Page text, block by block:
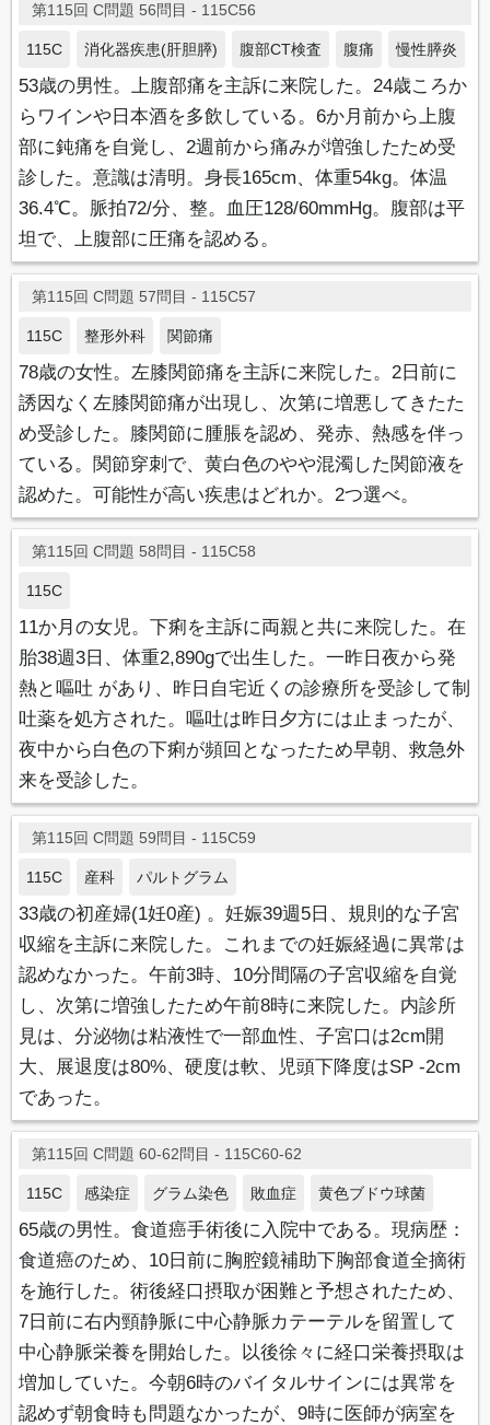
第115回 C問題 56問目 - 115C56
115C 消化器疾患(肝胆膵) 腹部CT検査 腹痛 慢性膵炎
53歳の男性。上腹部痛を主訴に来院した。24歳ころか
らワインや日本酒を多飲している。6か月前から上腹
部に鈍痛を自覚し、2週前から痛みが増強したため受
診した。意識は清明。身長165cm、体重54kg。体温
36.4℃。脈拍72/分、整。血圧128/60mmHg。腹部は平
坦で、上腹部に圧痛を認める。
第115回 C問題 57問目 - 115C57
115C 整形外科 関節痛
78歳の女性。左膝関節痛を主訴に来院した。2日前に
誘因なく左膝関節痛が出現し、次第に増悪してきたた
め受診した。膝関節に腫脹を認め、発赤、熱感を伴っ
ている。関節穿刺で、黄白色のやや混濁した関節液を
認めた。可能性が高い疾患はどれか。2つ選べ。
第115回 C問題 58問目 - 115C58
115C
11か月の女児。下痢を主訴に両親と共に来院した。在
胎38週3日、体重2,890gで出生した。一昨日夜から発
熱と嘔吐 があり、昨日自宅近くの診療所を受診して制
吐薬を処方された。嘔吐は昨日夕方には止まったが、
夜中から白色の下痢が頻回となったため早朝、救急外
来を受診した。
第115回 C問題 59問目 - 115C59
115C 産科 パルトグラム
33歳の初産婦(1妊0産) 。妊娠39週5日、規則的な子宮
収縮を主訴に来院した。これまでの妊娠経過に異常は
認めなかった。午前3時、10分間隔の子宮収縮を自覚
し、次第に増強したため午前8時に来院した。内診所
見は、分泌物は粘液性で一部血性、子宮口は2cm開
大、展退度は80%、硬度は軟、児頭下降度はSP -2cm
であった。
第115回 C問題 60-62問目 - 115C60-62
115C 感染症 グラム染色 敗血症 黄色ブドウ球菌
65歳の男性。食道癌手術後に入院中である。現病歴：
食道癌のため、10日前に胸腔鏡補助下胸部食道全摘術
を施行した。術後経口摂取が困難と予想されたため、
7日前に右内頸静脈に中心静脈カテーテルを留置して
中心静脈栄養を開始した。以後徐々に経口栄養摂取は
増加していた。今朝6時のバイタルサインには異常を
認めず朝食時も問題なかったが、9時に医師が病室を